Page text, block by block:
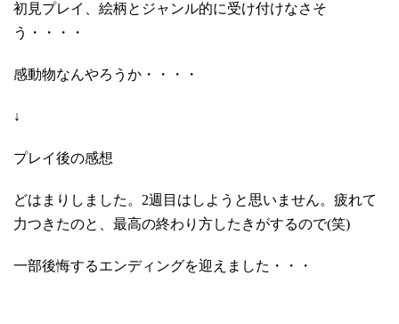
初見プレイ、絵柄とジャンル的に受け付けなさそ
う・・・・
感動物なんやろうか・・・・
↓
プレイ後の感想
どはまりしました。2週目はしようと思いません。疲れて
力つきたのと、最高の終わり方したきがするので(笑)
一部後悔するエンディングを迎えました・・・